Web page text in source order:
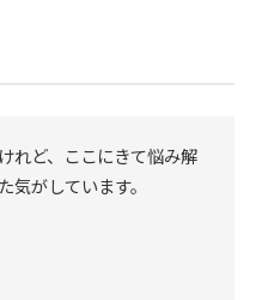
れど、ここにきて悩み解
がしています。